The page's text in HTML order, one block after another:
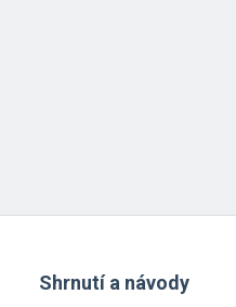
Shrnutí a návody